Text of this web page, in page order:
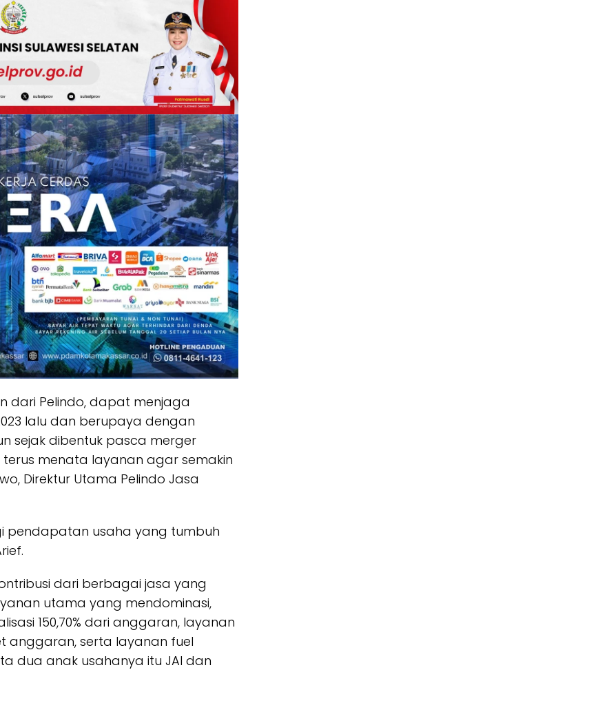
dari Pelindo, dapat menjaga
lalu dan berupaya dengan
sejak dibentuk pasca merger
menata layanan agar semakin
Direktur Utama Pelindo Jasa
pendapatan usaha yang tumbuh
dari berbagai jasa yang
utama yang mendominasi,
150,70% dari anggaran, layanan
anggaran, serta layanan fuel
dua anak usahanya itu JAI dan